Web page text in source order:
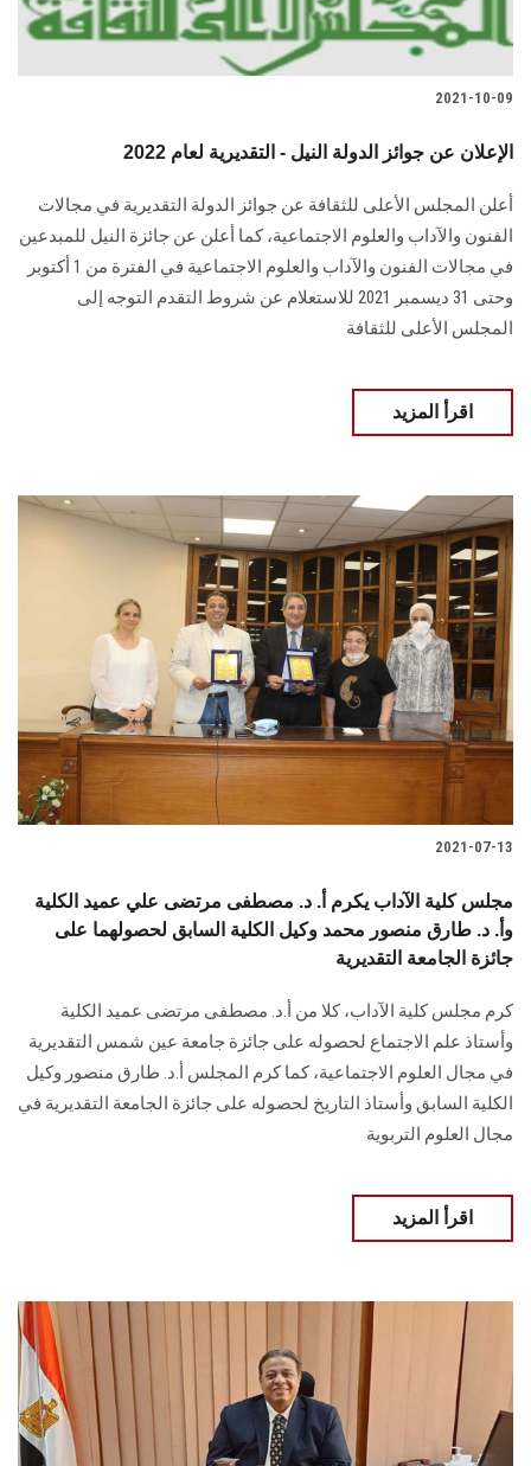
2021-10-09
الإعلان عن جوائز الدولة النيل - التقديرية لعام 2022
أعلن المجلس الأعلى للثقافة عن جوائز الدولة التقديرية في مجالات
الفنون والآداب والعلوم الاجتماعية، كما أعلن عن جائزة النيل للمبدعين
في مجالات الفنون والآداب والعلوم الاجتماعية في الفترة من 1 أكتوبر
وحتى 31 ديسمبر 2021 للاستعلام عن شروط التقدم التوجه إلى
المجلس الأعلى للثقافة
اقرأ المزيد
2021-07-13
مجلس كلية الآداب يكرم أ. د. مصطفى مرتضى علي عميد الكلية
وأ. د. طارق منصور محمد وكيل الكلية السابق لحصولهما على
جائزة الجامعة التقديرية
كرم مجلس كلية الآداب، كلا من أ.د. مصطفى مرتضى عميد الكلية
وأستاذ علم الاجتماع لحصوله على جائزة جامعة عين شمس التقديرية
في مجال العلوم الاجتماعية، كما كرم المجلس أ.د. طارق منصور وكيل
الكلية السابق وأستاذ التاريخ لحصوله على جائزة الجامعة التقديرية في
مجال العلوم التربوية
اقرأ المزيد